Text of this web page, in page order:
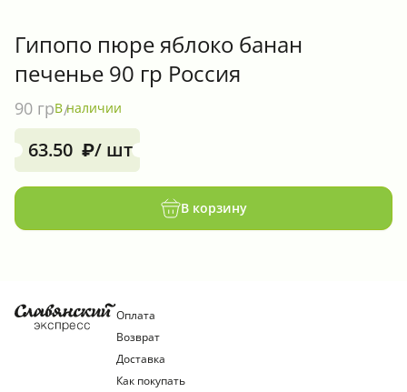
Гипопо пюре яблоко банан
печенье 90 гр Россия
90 грВ наличии
63.50 ₽/ шт
В корзину
Оплата
Возврат
Доставка
Как покупать